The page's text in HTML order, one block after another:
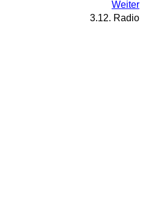
Weiter
3.12. Radio